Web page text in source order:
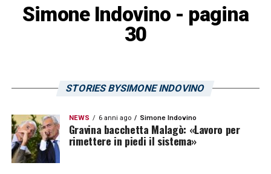
Simone Indovino - pagina
30
STORIES BYSIMONE INDOVINO
NEWS 6 anni ago Simone Indovino
Gravina bacchetta Malagò: «Lavoro per
rimettere in piedi il sistema»